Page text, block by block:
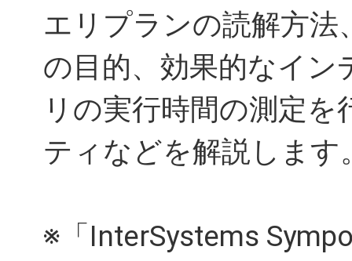
エリプランの読解方法
の目的、効果的なイン
リの実行時間の測定を
ティなどを解説します
※「InterSystems